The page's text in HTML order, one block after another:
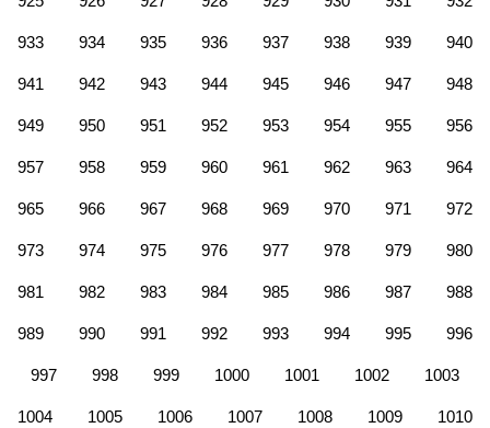
933 934 935 936 937 938 939 940
941 942 943 944 945 946 947 948
949 950 951 952 953 954 955 956
957 958 959 960 961 962 963 964
965 966 967 968 969 970 971 972
973 974 975 976 977 978 979 980
981 982 983 984 985 986 987 988
989 990 991 992 993 994 995 996
997 998 999 1000 1001 1002 1003
1004 1005 1006 1007 1008 1009 1010